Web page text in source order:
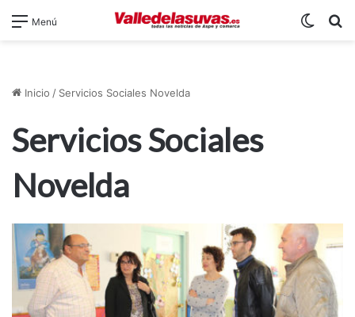
Menú
Inicio / Servicios Sociales Novelda
Servicios Sociales
Novelda